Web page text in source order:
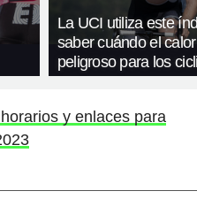
La UCI utiliza este
saber cuándo el
peligroso para los
y enlaces para